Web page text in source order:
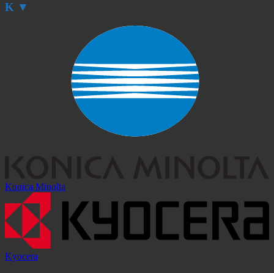
K ▼
Konica Minolta
Kyocera